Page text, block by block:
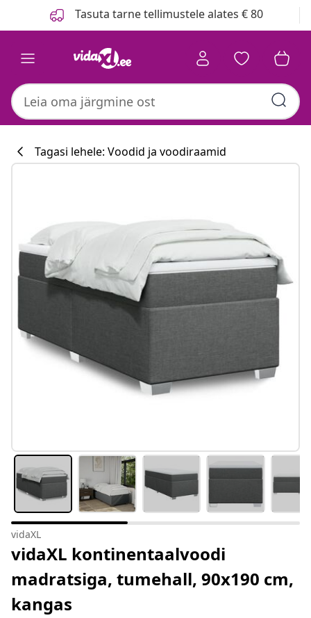
Tasuta tarne tellimustele alates € 80
#sharemevidaxl
Tagasi lehele: Voodid ja voodiraamid
vidaXL
vidaXL kontinentaalvoodi
madratsiga, tumehall, 90x190 cm,
kangas